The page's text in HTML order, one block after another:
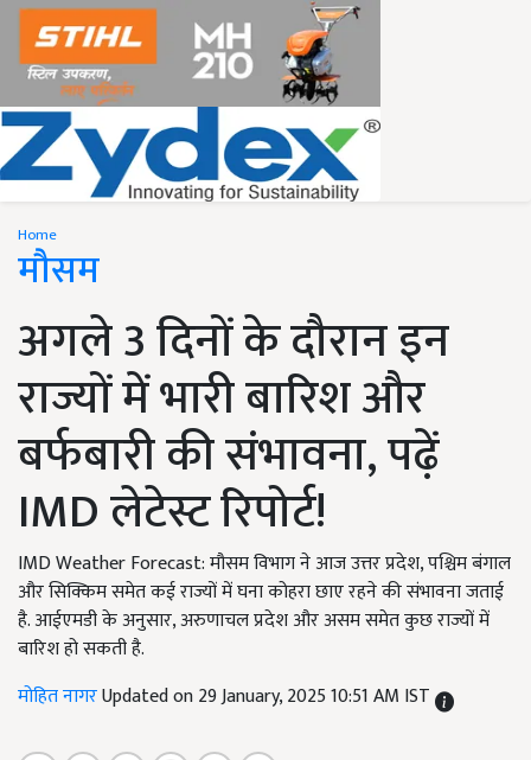
Home
मौसम
अगले 3 दिनों के दौरान इन
राज्यों में भारी बारिश और
बर्फबारी की संभावना, पढ़ें
IMD लेटेस्ट रिपोर्ट!
IMD Weather Forecast: मौसम विभाग ने आज उत्तर प्रदेश, पश्चिम बंगाल
और सिक्किम समेत कई राज्यों में घना कोहरा छाए रहने की संभावना जताई
है. आईएमडी के अनुसार, अरुणाचल प्रदेश और असम समेत कुछ राज्यों में
बारिश हो सकती है.
मोहित नागरUpdated on 29 January, 2025 10:51 AM IST